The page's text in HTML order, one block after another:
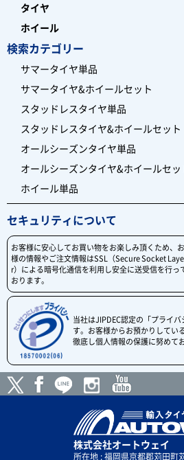
タイヤ
ホイール
検索カテゴリー
サマータイヤ単品
サマータイヤ&ホイールセット
スタッドレスタイヤ単品
スタッドレスタイヤ&ホイールセット
オールシーズンタイヤ単品
オールシーズンタイヤ&ホイールセッ
ホイール単品
セキュリティについて
お客様に安心してお買い物をお楽しみ頂くため、
様の情報やご注文情報はSSL（Secure Socket Laye
r）による暗号化通信を利用し安全に送受信を行っ
おります。
当社はJIPDEC認定の「プライ
す。お客様からお預かりしてい
徹底し個人情報の保護に努めて
株式会社オートウェイ
所在地 : 福岡県京都郡苅田町